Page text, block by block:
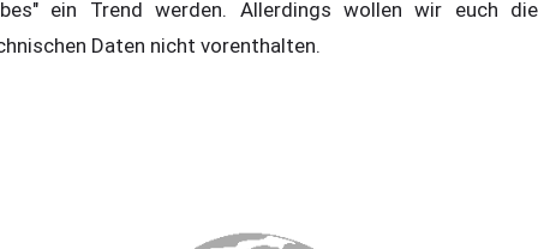
ein Trend werden. Allerdings wollen wir euch die
Daten nicht vorenthalten.